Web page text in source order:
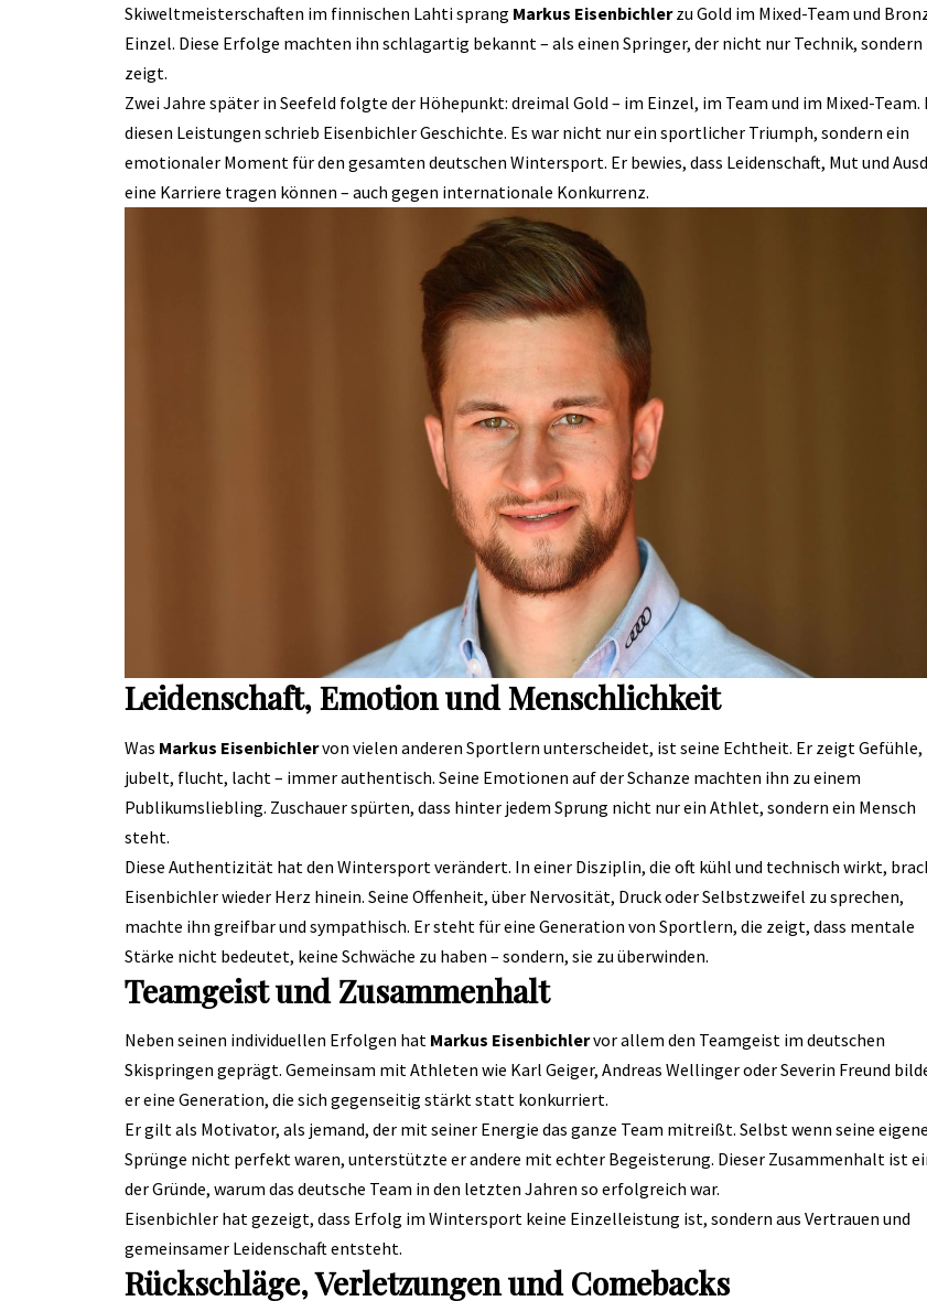
Skiweltmeisterschaften im finnischen Lahti sprang Markus Eisenbichlerzu Gold im Mixed-Team und
Einzel. Diese Erfolge machten ihn schlagartig bekannt – als einen Springer, der nicht nur Technik, sondern
zeigt.
Zwei Jahre später in Seefeld folgte der Höhepunkt: dreimal Gold – im Einzel, im Team und im Mixed-Team.
diesen Leistungen schrieb Eisenbichler Geschichte. Es war nicht nur ein sportlicher Triumph, sondern ein
emotionaler Moment für den gesamten deutschen Wintersport. Er bewies, dass Leidenschaft, Mut und
eine Karriere tragen können – auch gegen internationale Konkurrenz.
Leidenschaft, Emotion und Menschlichkeit
Was Markus Eisenbichlervon vielen anderen Sportlern unterscheidet, ist seine Echtheit. Er zeigt Gefühle,
jubelt, flucht, lacht – immer authentisch. Seine Emotionen auf der Schanze machten ihn zu einem
Publikumsliebling. Zuschauer spürten, dass hinter jedem Sprung nicht nur ein Athlet, sondern ein Mensch
steht.
Diese Authentizität hat den Wintersport verändert. In einer Disziplin, die oft kühl und technisch wirkt,
Eisenbichler wieder Herz hinein. Seine Offenheit, über Nervosität, Druck oder Selbstzweifel zu sprechen,
machte ihn greifbar und sympathisch. Er steht für eine Generation von Sportlern, die zeigt, dass mentale
Stärke nicht bedeutet, keine Schwäche zu haben – sondern, sie zu überwinden.
Teamgeist und Zusammenhalt
Neben seinen individuellen Erfolgen hat Markus Eisenbichlervor allem den Teamgeist im deutschen
Skispringen geprägt. Gemeinsam mit Athleten wie Karl Geiger, Andreas Wellinger oder Severin Freund
er eine Generation, die sich gegenseitig stärkt statt konkurriert.
Er gilt als Motivator, als jemand, der mit seiner Energie das ganze Team mitreißt. Selbst wenn seine
Sprünge nicht perfekt waren, unterstützte er andere mit echter Begeisterung. Dieser Zusammenhalt ist
der Gründe, warum das deutsche Team in den letzten Jahren so erfolgreich war.
Eisenbichler hat gezeigt, dass Erfolg im Wintersport keine Einzelleistung ist, sondern aus Vertrauen und
gemeinsamer Leidenschaft entsteht.
Rückschläge, Verletzungen und Comebacks